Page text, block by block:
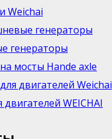
Weichai
генераторы
генераторы
мосты Hande axle
двигателей Weichai
двигателей WEICHAI